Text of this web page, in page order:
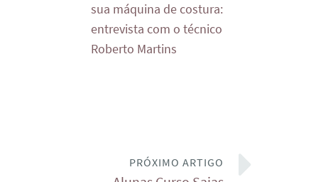
sua máquina de costura:
entrevista com o técnico
Roberto Martins
PRÓXIMO ARTIGO